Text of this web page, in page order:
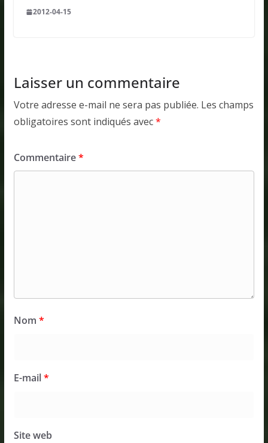
2012-04-15
Laisser un commentaire
Votre adresse e-mail ne sera pas publiée. Les champs
obligatoires sont indiqués avec*
Commentaire*
Nom *
E-mail*
Site web